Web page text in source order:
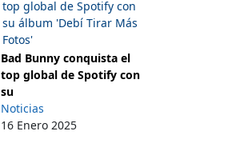
Bad Bunny conquista el
top global de Spotify con
su
Noticias
16 Enero 2025